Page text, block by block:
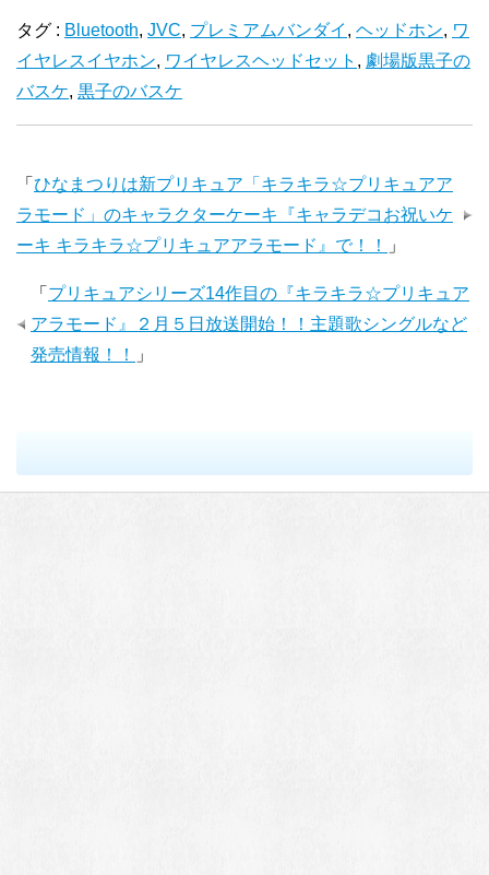
タグ : Bluetooth, JVC, プレミアムバンダイ , ヘッドホン, ワ
イヤレスイヤホン, ワイヤレスヘッドセット , 劇場版黒子の
バスケ, 黒子のバスケ
「 ひなまつりは新プリキュア「キラキラ☆プリキュアア
ラモード」のキャラクターケーキ『キャラデコお祝いケ
ーキ キラキラ☆プリキュアアラモード』で！！
」
「 プリキュアシリーズ14作目の『キラキラ☆プリキュア
アラモード』２月５日放送開始！！主題歌シングルなど
発売情報！！
」